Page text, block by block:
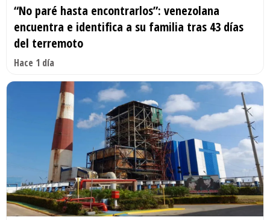
“No paré hasta encontrarlos”: venezolana
encuentra e identifica a su familia tras 43 días
del terremoto
Hace 1 día